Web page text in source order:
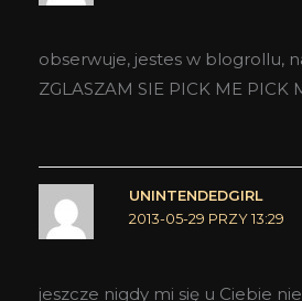
obserwuje, jestes w blogrollu,
ZGLASZAM SIE PICK ME PICK
UNINTENDEDGIRL
2013-05-29 PRZY 13:29
jeszcze nigdy mi się u Ciebie